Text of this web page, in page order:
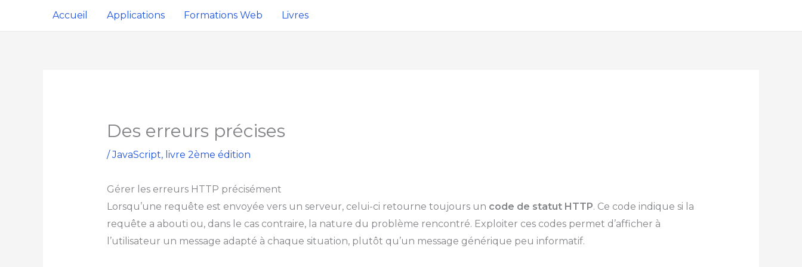
Accueil Applications Formations Web Livres
Des erreurs précises
/JavaScript, livre 2ème édition
Gérer les erreurs HTTP précisément
Lorsqu’une requête est envoyée vers un serveur, celui-ci retourne toujours un code de statut HTTP. Ce code indique si la
requête a abouti ou, dans le cas contraire, la nature du problème rencontré. Exploiter ces codes permet d’afficher à
l’utilisateur un message adapté à chaque situation, plutôt qu’un message générique peu informatif.